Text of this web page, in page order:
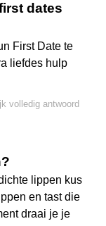
dates
First Date te
liefdes hulp
volledig antwoord
lippen kus
en tast die
draai je je